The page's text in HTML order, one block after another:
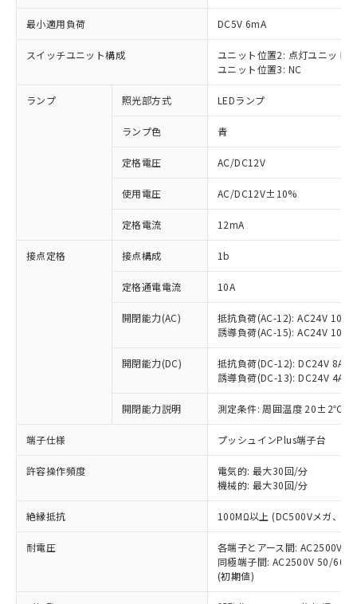
最小適用負荷 DC5V 6mA
スイッチユニット構成
ユニット位置2: 点灯ユニット
ユニット位置3: NC
ランプ 照光部方式 LEDランプ
ランプ色 青
定格電圧 AC/DC12V
使用電圧 AC/DC12V±10%
定格電流 12mA
接点定格 接点構成 1b
定格通電電流 10A
開閉能力(AC)
抵抗負荷(AC-12): AC24V 10A/
誘導負荷(AC-15): AC24V
開閉能力(DC)
抵抗負荷(DC-12): DC24V 8A/
誘導負荷(DC-13): DC24V 4A/
開閉能力説明 測定条件: 周囲温度 20±2℃、
端子仕様 プッシュインPlus端子台
許容操作頻度
電気的: 最大30回/分
機械的: 最大30回/分
絶縁抵抗 100MΩ以上 (DC500Vメガ、点
耐電圧
各端子とアース間: AC2500V
同極端子間: AC2500V 50/
(初期値)
ご利用条件
以下の条件をお読みいただき、同意のうえ
ご利用ください。
本サービスは、当社制御機器事業取扱
商品の当社在庫状況および標準価格
(税抜)を提供させていただくもので
当社制御機器事業取扱商品の中には、
本サービスの対象外となる商品もある
ことをご了承ください。
在庫状況および標準価格照会結果は、
記載している更新日時点での社内デー
タに基づき作成されるものであり、閲
覧された時点での実際の在庫および標
準価格とは異なる場合があることをご
※1 対応状況
対応済み：EU RoHS指令（10物質）の
非含有に対応した製品が提供可能な商品で
対応予定：EU RoHS指令（10物質）の非含
有に対応した製品に切り替える予定のある
対応予定なし：EU RoHS指令（10物質）の
非含有に非対応の商品で、対応品を出す予
定はありません。
調査・確認中：EU RoHS指令（10物質）の
非含有の対応状況を調査中または確認中の
非該当品：ライセンス料など無形物で、有
害物質有無と関係のない商品です。
仕入先様の事情により、非含有部品として
いたものが、含有品と判明した場合などや
むを得ず変更することがあります。
鉛(Pb) 1000ppm以下、 水銀(Hg) 1000ppm以下、 カド
六価クロム(Cr(Ⅵ)) 1000ppm以下、ポリ臭化ビフェニル
類(PBB) 1000ppm以下、ポリ臭化ジフェニルエーテル類
(PBDE) 1000ppm以下、フタル酸ビス(2-エチルヘキシ
※1 中国RoHS○×表
「○」：最大均質材料含有率が中国RoHSの
基準値以下であることを示します。
「×」：最大均質材料含有率が中国RoHSの
基準値を超えていることを示します。
「－」：未確認です。当社販売部門へお問
い合わせください。
*中国RoHS10物質の基準値 (GB/T26572)：
Pb(鉛) :1000ppm、 Hg(水銀) : 1000ppm、 Cd(カドミウ
Cr(Ⅵ)(六価クロム) : 1000ppm、 PBBs(ポリ臭化ビフェ
当社は、これら貴社製品のうち、外国
為替および外国貿易法に定める商品
（以下｢規制貨物等」という）を輸出
国政府の輸出許可(または役務取引許
可)を取得するなどの必要な手続きを